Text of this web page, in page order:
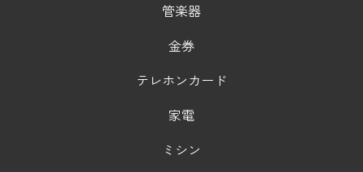
管楽器
金券
テレホンカード
家電
ミシン